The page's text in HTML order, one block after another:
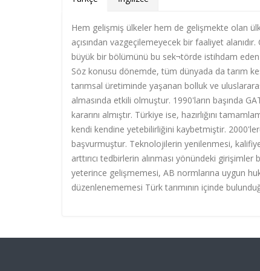
Hem gelişmiş ülkeler hem de gelişmekte olan
açısından vazgeçilemeyecek bir faaliyet
büyük bir bölümünü bu sek¬törde istihdam eden
Söz konusu dönemde, tüm dünyada da tarım
tarımsal üretiminde yaşanan bolluk ve
almasında etkili olmuştur. 1990'ların başında
kararını almıştır. Türkiye ise, hazırlığını
kendi kendine yetebilirliğini kaybetmiştir.
başvurmuştur. Teknolojilerin yenilenmesi,
arttırıcı tedbirlerin alınması yönündeki
yeterince gelişmemesi, AB normlarına uygun
düzenlenememesi Türk tarımının içinde